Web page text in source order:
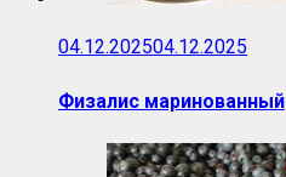
04.12.202504.12.2025
Физалис маринованный